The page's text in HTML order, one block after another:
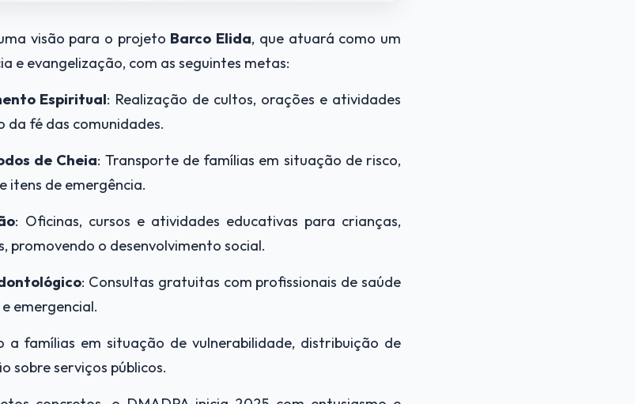
visão para o projeto Barco Elida, que atuará como um
e evangelização, com as seguintes metas:
Espiritual: Realização de cultos, orações e atividades
fé das comunidades.
de Cheia: Transporte de famílias em situação de risco,
itens de emergência.
: Oficinas, cursos e atividades educativas para crianças,
promovendo o desenvolvimento social.
: Consultas gratuitas com profissionais de saúde
emergencial.
a famílias em situação de vulnerabilidade, distribuição de
sobre serviços públicos.